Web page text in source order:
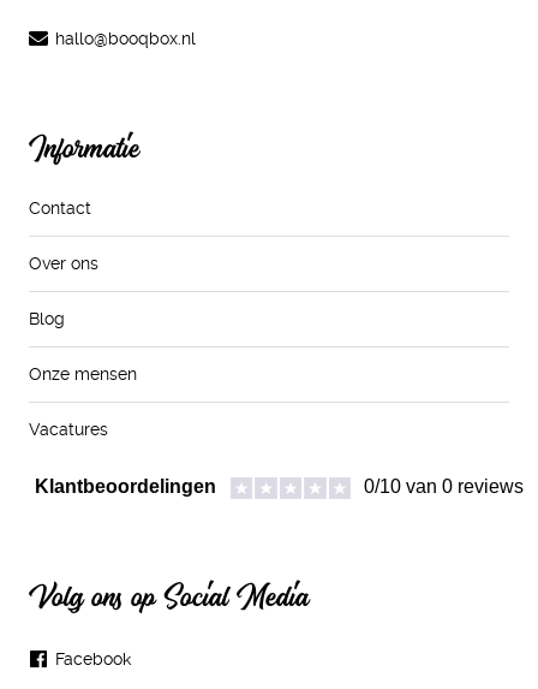
hallo@booqbox.nl
Informatie
Contact
Over ons
Blog
Onze mensen
Vacatures
Volg ons op Social Media
Facebook